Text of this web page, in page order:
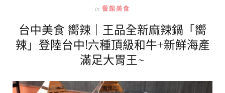
In 餐館美食
台中美食 嚮辣｜王品全新麻辣鍋「嚮
辣」登陸台中!六種頂級和牛+新鮮海產
滿足大胃王~